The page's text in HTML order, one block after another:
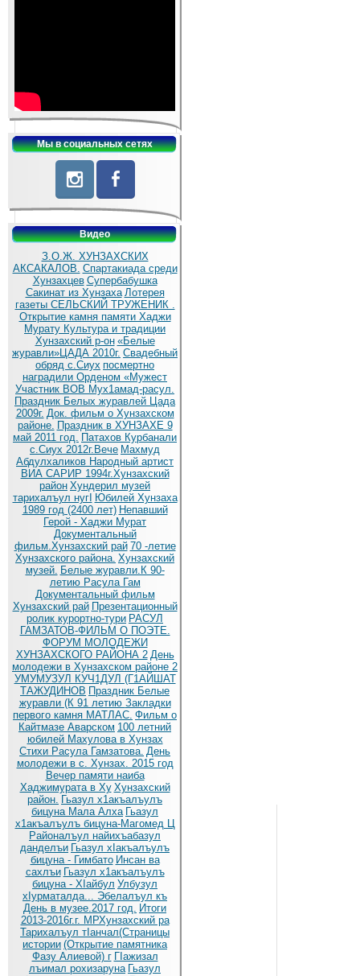
Мы в социальных сетях
Видео
З.О.Ж. ХУНЗАХСКИХ
АКСАКАЛОВ. Спартакиада среди
Хунзахцев Супербабушка
Сакинат из Хунзаха Лотерея
газеты СЕЛЬСКИЙ ТРУЖЕНИК .
Открытие камня памяти Хаджи
Мурату Культура и традиции
Хунзахский р-он «Белые
журавли»ЦАДА 2010г. Cвадебный
обряд c.Сиух посмертно
наградили Орденом «Мужест
Участник ВОВ Мух1амад-расул.
Праздник Белых журавлей Цада
2009г. Док. фильм о Хунзахском
районе. Праздник в ХУНЗАХЕ 9
май 2011 год. Патахов Курбанали
с.Сиух 2012г.Вече Махмуд
Абдулхаликов Народный артист
ВИА САРИР 1994г.Хунзахский
район Хундерил музей
тарихалъул нугI Юбилей Хунзаха
1989 год (2400 лет) Непавший
Герой - Хаджи Мурат
Документальный
фильм.Хунзахский рай 70 -летие
Хунзахского района. Хунзахский
музей. Белые журавли.К 90-
летию Расула Гам
Документальный фильм
Хунзахский рай Презентационный
ролик курортно-тури РАСУЛ
ГАМЗАТОВ-ФИЛЬМ О ПОЭТЕ.
ФОРУМ МОЛОДЕЖИ
ХУНЗАХСКОГО РАЙОНА 2 День
молодежи в Хунзахском районе 2
УМУМУЗУЛ КУЧ1ДУЛ (Г1АЙШАТ
ТАЖУДИНОВ Праздник Белые
журавли (К 91 летию Закладки
первого камня МАТЛАС. Фильм о
Кайтмазе Аварском 100 летний
юбилей Махулова в Хунзах
Стихи Расула Гамзатова. День
молодежи в с. Хунзах. 2015 год
Вечер памяти наиба
Хаджимурата в Ху Хунзахский
район. Гьазул х1акъалъулъ
бицуна Мала Алха Гьазул
х1акъалъулъ бицуна-Магомед Ц
Районалъул найихъабазул
данделъи Гьазул хIакъалъулъ
бицуна - Гимбато Инсан ва
сахлъи Гьазул х1акъалъулъ
бицуна - ХIайбул Улбузул
хIурматалда... Эбелалъул къ
День в музее.2017 год. Итоги
2013-2016г.г. МРХунзахский ра
Тарихалъул тIанчал(Страницы
истории (Открытие памятника
Фазу Алиевой) г ГIажизал
лъимал рохизаруна Гьазул